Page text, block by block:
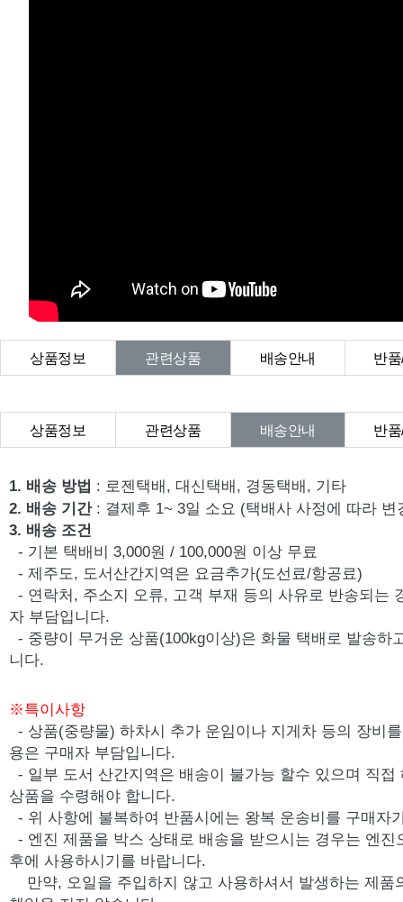
상품정보 관련상품 배송안내 반
상품정보 관련상품 배송안내 반
1. 배송 방법 : 로젠택배, 대신택배, 경동택배, 기타
2. 배송 기간 : 결제후 1~ 3일 소요 (택배사 사정에 따라 변
3. 배송 조건
- 기본 택배비 3,000원 / 100,000원 이상 무료
- 제주도, 도서산간지역은 요금추가(도선료/항공료)
- 연락처, 주소지 오류, 고객 부재 등의 사유로 반송되는
자 부담입니다.
- 중량이 무거운 상품(100kg이상)은 화물 택배로 발송하
니다.
※특이사항
- 상품(중량물) 하차시 추가 운임이나 지게차 등의 장비
용은 구매자 부담입니다.
- 일부 도서 산간지역은 배송이 불가능 할수 있으며 직접
상품을 수령해야 합니다.
- 위 사항에 불복하여 반품시에는 왕복 운송비를 구매자
- 엔진 제품을 박스 상태로 배송을 받으시는 경우는 엔진
후에 사용하시기를 바랍니다.
만약, 오일을 주입하지 않고 사용하셔서 발생하는 제품